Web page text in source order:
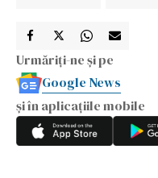
Urmăriți-ne și pe
Google News
și în aplicațiile mobile